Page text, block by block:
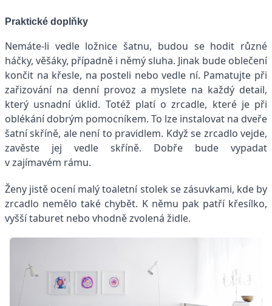
Praktické doplňky
Nemáte-li vedle ložnice šatnu, budou se hodit různé
háčky, věšáky, případně i němý sluha. Jinak bude oblečení
končit na křesle, na posteli nebo vedle ní. Pamatujte při
zařizování na denní provoz a myslete na každý detail,
který usnadní úklid. Totéž platí o zrcadle, které je při
oblékání dobrým pomocníkem. To lze instalovat na dveře
šatní skříně, ale není to pravidlem. Když se zrcadlo vejde,
zavěste jej vedle skříně. Dobře bude vypadat
v zajímavém rámu.
Ženy jistě ocení malý toaletní stolek se zásuvkami, kde by
zrcadlo nemělo také chybět. K němu pak patří křesílko,
vyšší taburet nebo vhodně zvolená židle.